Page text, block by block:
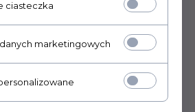
ciasteczka
danych marketingowych